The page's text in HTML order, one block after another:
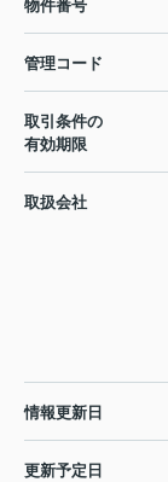
物件番号
管理コード
取引条件の
有効期限
取扱会社
情報更新日
更新予定日